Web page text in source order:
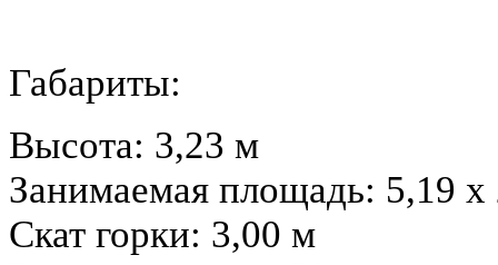
Габариты:
Высота: 3,23 м
Занимаемая площадь: 5,19
Скат горки: 3,00 м